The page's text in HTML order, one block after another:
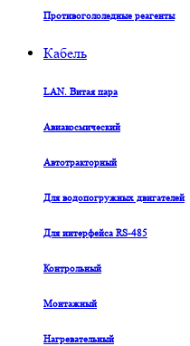
Противогололедные реагенты
Кабель
LAN. Витая пара
Авиакосмический
Автотракторный
Для водопогружных двигателей
Для интерфейса RS-485
Контрольный
Монтажный
Нагревательный